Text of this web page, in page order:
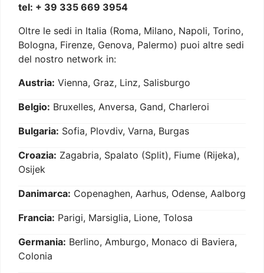
tel: + 39 335 669 3954
Oltre le sedi in Italia (Roma, Milano, Napoli, Torino,
Bologna, Firenze, Genova, Palermo) puoi altre sedi
del nostro network in:
Austria: Vienna, Graz, Linz, Salisburgo
Belgio: Bruxelles, Anversa, Gand, Charleroi
Bulgaria: Sofia, Plovdiv, Varna, Burgas
Croazia: Zagabria, Spalato (Split), Fiume (Rijeka),
Osijek
Danimarca: Copenaghen, Aarhus, Odense, Aalborg
Francia: Parigi, Marsiglia, Lione, Tolosa
Germania: Berlino, Amburgo, Monaco di Baviera,
Colonia